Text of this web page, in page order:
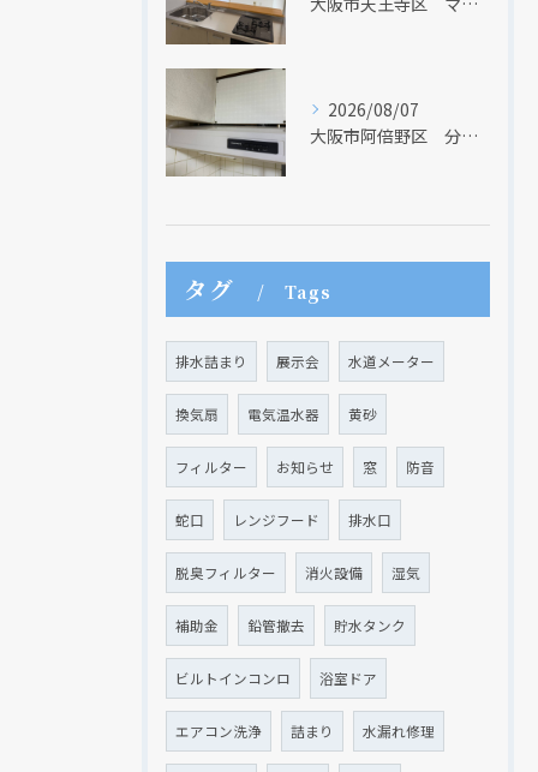
2026/08/07
大阪市阿倍野区 分譲マンションのレンジフード取替リフォーム工事 タカラスタンダード
タグ Tags
排水詰まり 展示会 水道メーター
換気扇 電気温水器 黄砂
フィルター お知らせ 窓 防音
蛇口 レンジフード 排水口
脱臭フィルター 消火設備 湿気
補助金 鉛管撤去 貯水タンク
ビルトインコンロ 浴室ドア
エアコン洗浄 詰まり 水漏れ修理